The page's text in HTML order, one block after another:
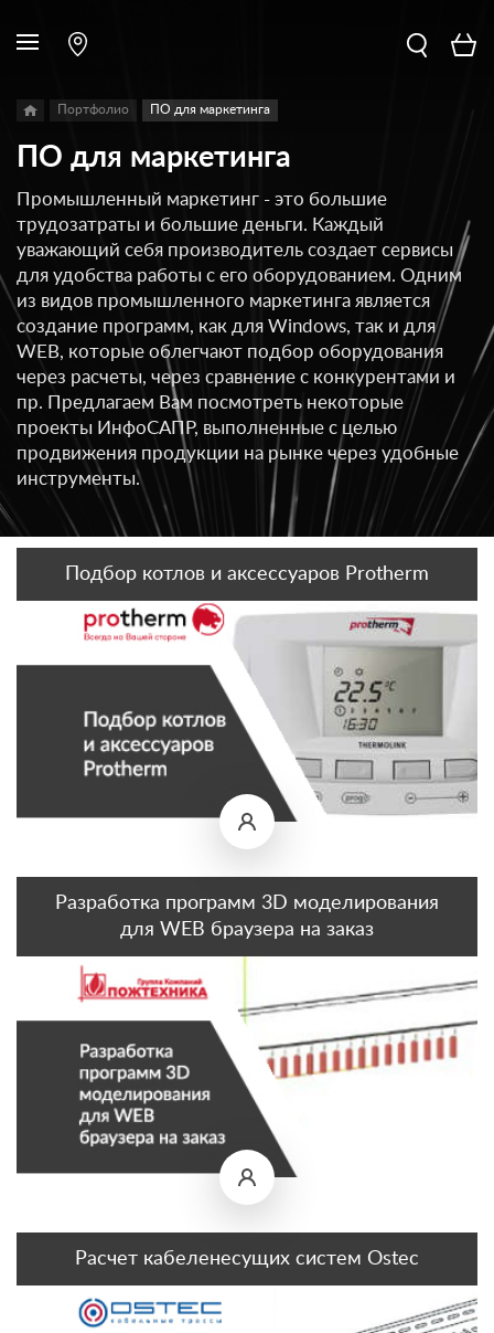
Портфолио ПО для маркетинга
ПО для маркетинга
Промышленный маркетинг - это большие
трудозатраты и большие деньги. Каждый
уважающий себя производитель создает сервисы
для удобства работы с его оборудованием. Одним
из видов промышленного маркетинга является
создание программ, как для Windows, так и для
WEB, которые облегчают подбор оборудования
через расчеты, через сравнение с конкурентами и
пр. Предлагаем Вам посмотреть некоторые
проекты ИнфоСАПР, выполненные с целью
продвижения продукции на рынке через удобные
инструменты.
Подбор котлов и аксессуаров Protherm
Разработка программ 3D моделирования
для WEB браузера на заказ
Расчет кабеленесущих систем Ostec